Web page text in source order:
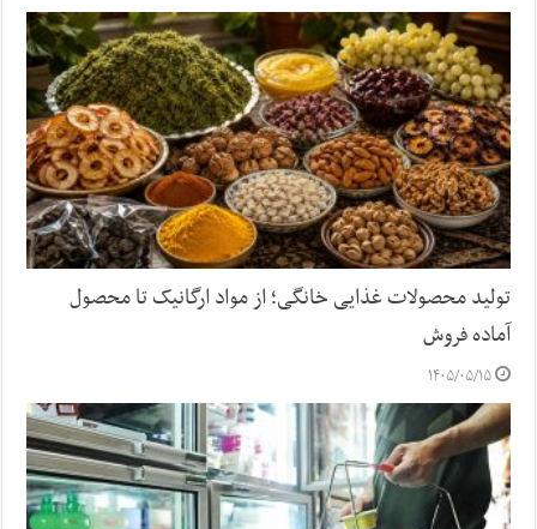
تولید محصولات غذایی خانگی؛ از مواد ارگانیک تا محصول
آماده فروش
۱۴۰۵/۰۵/۱۵